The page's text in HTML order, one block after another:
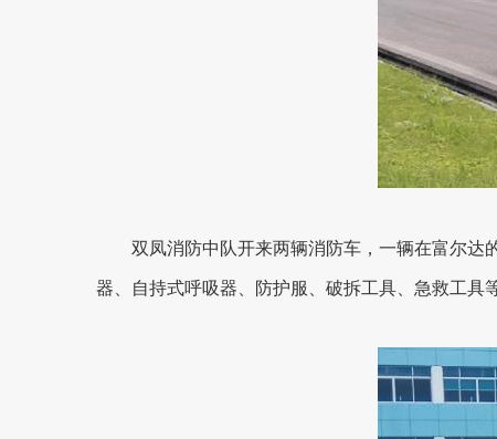
双凤消防中队开来两辆消防车，一辆在富尔达
器、自持式呼吸器、防护服、破拆工具、急救工具